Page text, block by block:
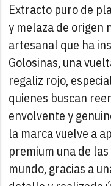
Extracto puro de
y melaza de origen
artesanal que ha
Golosinas, una
regaliz rojo,
quienes buscan
envolvente y
la marca vuelve a
premium una de
mundo, gracias a